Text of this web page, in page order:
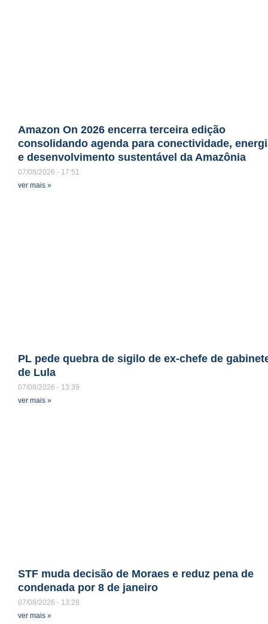
Amazon On 2026 encerra terceira edição
consolidando agenda para conectividade,
e desenvolvimento sustentável da Amazônia
07/08/2026
17:51
ver mais »
PL pede quebra de sigilo de ex-chefe de
de Lula
07/08/2026
13:39
ver mais »
STF muda decisão de Moraes e reduz pena de
condenada por 8 de janeiro
07/08/2026
13:28
ver mais »